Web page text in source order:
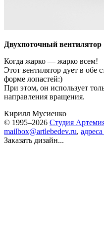
Двухпоточный вентилятор
Когда жарко — жарко всем!
Этот вентилятор дует в обе
форме лопастей:)
При этом, он использует
направления вращения.
Кирилл Мусиенко
© 1995–2026 Студия
mailbox@artlebedev.ru,
Заказать дизайн...